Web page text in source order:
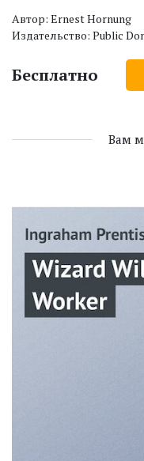
Автор: Ernest Hornung
Издательство: Public
Бесплатно
Вам